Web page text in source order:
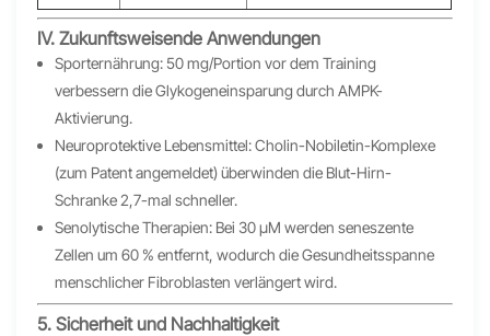
Ⅳ. Zukunftsweisende Anwendungen
Sporternährung: 50 mg/Portion vor dem Training
verbessern die Glykogeneinsparung durch AMPK-
Aktivierung.
Neuroprotektive Lebensmittel: Cholin-Nobiletin-Komplexe
(zum Patent angemeldet) überwinden die Blut-Hirn-
Schranke 2,7-mal schneller.
Senolytische Therapien: Bei 30 μM werden seneszente
Zellen um 60 % entfernt, wodurch die Gesundheitsspanne
menschlicher Fibroblasten verlängert wird.
5. Sicherheit und Nachhaltigkeit